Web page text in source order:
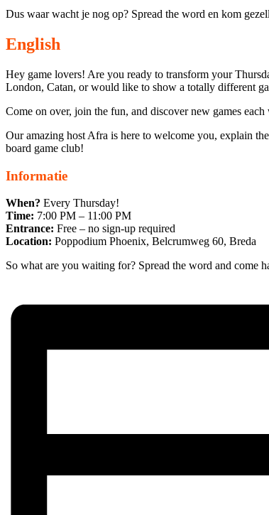
Dus waar wacht je nog op? Spread the word en kom
English
Hey game lovers! Are you ready to transform your
London, Catan, or would like to show a totally different
Come on over, join the fun, and discover new games
Our amazing host Afra is here to welcome you, explain
board game club!
Informatie
When? Every Thursday!
Time: 7:00 PM – 11:00 PM
Entrance: Free – no sign-up required
Location: Poppodium Phoenix, Belcrumweg 60, Breda
So what are you waiting for? Spread the word and come